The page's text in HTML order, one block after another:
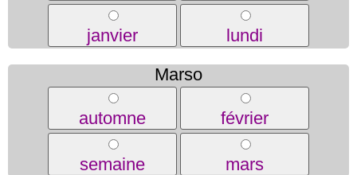
janvier
lundi
Marso
automne février
semaine
mars